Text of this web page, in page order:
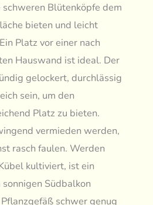
Blütenköpfe dem
bieten und leicht
Platz vor einer nach
Hauswand ist ideal. Der
gelockert, durchlässig
sein, um den
Platz zu bieten.
vermieden werden,
rasch faulen. Werden
kultiviert, ist ein
Südbalkon
schwer genug